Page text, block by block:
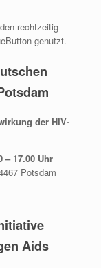
rechtzeitig
genutzt.
der HIV-
– 17.00 Uhr
Potsdam
Aids